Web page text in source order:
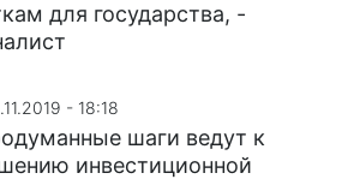
для государства, -
- 18:18
шаги ведут к
инвестиционной